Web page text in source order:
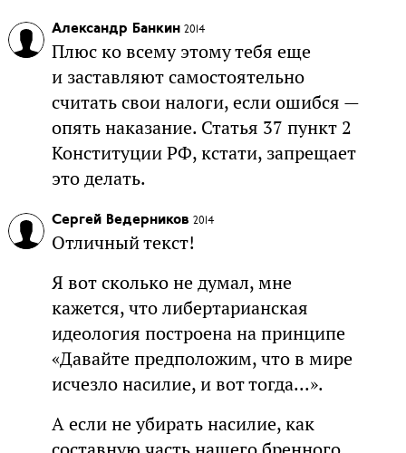
Александр Банкин 2014
Плюс ко всему этому тебя еще
и заставляют самостоятельно
считать свои налоги, если ошибся —
опять наказание. Статья 37 пункт 2
Конституции РФ, кстати, запрещает
это делать.
Сергей Ведерников 2014
Отличный текст!
Я вот сколько не думал, мне
кажется, что либертарианская
идеология построена на принципе
«Давайте предположим, что в мире
исчезло насилие, и вот тогда...».
А если не убирать насилие, как